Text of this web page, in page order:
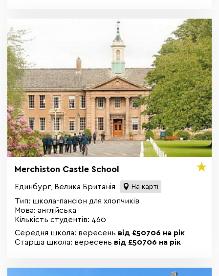
Merchiston Castle School
Единбург, Велика Британія На карті
Тип: школа-пансіон для хлопчиків
Мова: англійська
Кількість студентів: 460
Середня школа: вересень від £50706 на рік
Старша школа: вересень від £50706 на рік